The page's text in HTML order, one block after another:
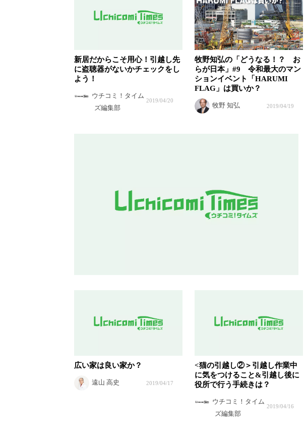
新居だからこそ用心！引越し先
に盗聴器がないかチェックをし
よう！
ウチコミ！タイム
ズ編集部
2019/04/20
牧野知弘の「どうなる！？ お
らが日本」#9 令和最大のマン
ションイベント「HARUMI
FLAG」は買いか？
牧野 知弘 2019/04/19
広い家は良い家か？
遠山 高史 2019/04/17
<猫の引越し②＞引越し作業中
に気をつけること&引越し後に
役所で行う手続きは？
ウチコミ！タイム
ズ編集部
2019/04/16